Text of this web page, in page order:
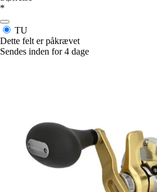
*
TU
Dette felt er påkrævet
Sendes inden for 4 dage